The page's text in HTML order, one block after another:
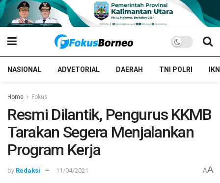
NASIONAL ADVETORIAL DAERAH TNI POLRI IKN
Home Fokus
Resmi Dilantik, Pengurus KKMB
Tarakan Segera Menjalankan
Program Kerja
by Redaksi 11/04/2021 AA